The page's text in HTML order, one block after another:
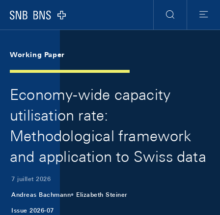
Logo
RechercheMenu
Working Paper
Economy-wide capacity
utilisation rate:
Methodological framework
and application to Swiss data
7 juillet 2026
Andreas Bachmann Elizabeth Steiner
Issue 2026-07